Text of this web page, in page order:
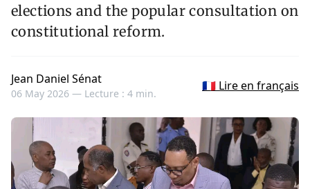
elections and the popular consultation on
constitutional reform.
Jean Daniel Sénat
06 May 2026 — Lecture : 4 min.
🇫🇷 Lire en français